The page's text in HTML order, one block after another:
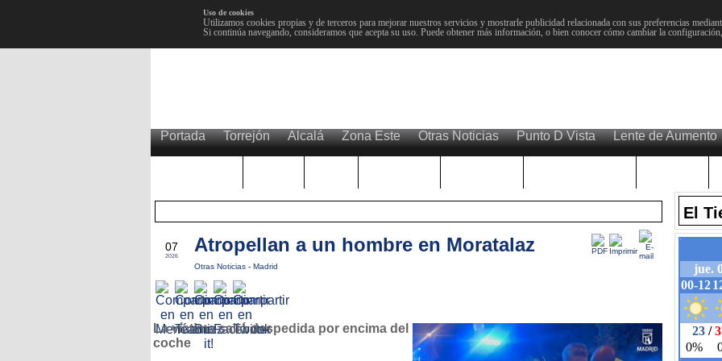
Uso de cookies
Utilizamos cookies propias y de terceros para mejorar nuestros servicios y mostrarle publicidad relacionada con sus preferencias
Si continúa navegando, consideramos que acepta su uso. Puede obtener más información, o bien conocer cómo cambiar la
Portada Torrejón Alcalá Zona Este Otras Noticias Punto D Vista Lente de Aumento
07
2026
Atropellan a un hombre en Moratalaz
Otras Noticias - Madrid
La víctima salió despedida por encima del
coche
El